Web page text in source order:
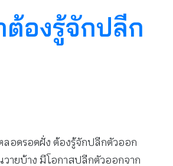
ต้องรู้จักปลีก
ลอดรอดฝั่ง ต้องรู้จักปลีกตัวออก
ายบ้าง มีโอกาสปลีกตัวออกจาก